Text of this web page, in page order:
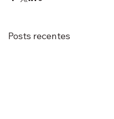
Posts recentes